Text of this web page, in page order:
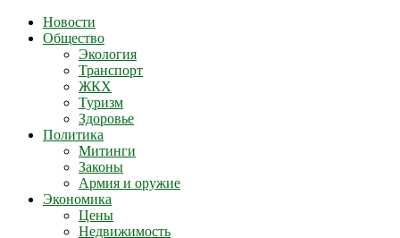
Новости
Общество
Экология
Транспорт
ЖКХ
Туризм
Здоровье
Политика
Митинги
Законы
Армия и оружие
Экономика
Цены
Недвижимость